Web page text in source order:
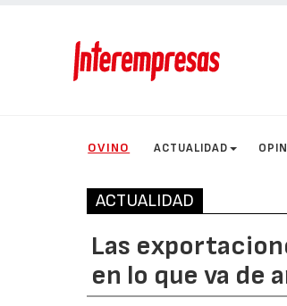
OVINO ACTUALIDAD
ACTUALIDAD
Las
en lo que va de